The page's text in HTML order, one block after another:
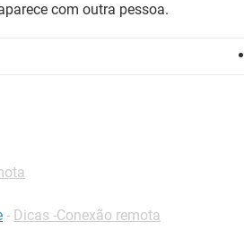
com outra pessoa.
- Dicas -Conexão remota